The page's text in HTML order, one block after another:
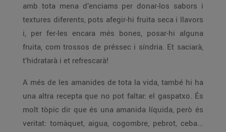
amb tota mena d’enciams per donar-los sabors i
textures diferents, pots afegir-hi fruita seca i llavors
i, per fer-les encara més bones, posar-hi alguna
fruita, com trossos de préssec i síndria. Et saciarà,
t’hidratarà i et refrescarà!
A més de les amanides de tota la vida, també hi ha
una altra recepta que no pot faltar: el gaspatxo. És
molt tòpic dir que és una amanida líquida, però és
veritat: tomàquet, aigua, cogombre, pebrot, ceba...